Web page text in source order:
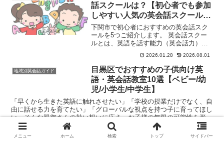
話スクールは？【初心者でも参加
しやすい人気の英会話スクール5
選】
下関市で初心者におすすめの英会話スク
ールを5つご紹介します。 英会話スクー
ルとは、英語を話す能力（英会話力）を
習得することを目的とした学習塾や教育
機関のことです。主に、英語でのコミュ
ニケーション能力を高めたいと考える
人々（学生、社会人、シニ...
2026.01.28 2026.08.01
地域別英会話ガイド
目黒区でおすすめの子供向け英
語・英会話教室10選【ベビー/幼
児/小学生/中学生】
「早くから生きた英語に触れさせたい」「学校の授業だけでなく、自
由に話せる力を育てたい」「グローバルな視点を持つ子に育ってほし
い」そんな親御さんの熱い想いに応え、お子様の無限の可能性を形に
するのが英語・英会話教室です。教育の質に厳しい目を持つ...
2026.01.28 2026.08.01
メニュー ホーム 検索 トップ サイドバー